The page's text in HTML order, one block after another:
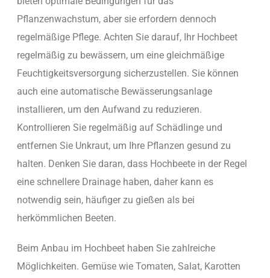
Pflanzenwachstum, aber sie erfordern dennoch
regelmäßige Pflege. Achten Sie darauf, Ihr Hochbeet
regelmäßig zu bewässern, um eine gleichmäßige
Feuchtigkeitsversorgung sicherzustellen. Sie können
auch eine automatische Bewässerungsanlage
installieren, um den Aufwand zu reduzieren.
Kontrollieren Sie regelmäßig auf Schädlinge und
entfernen Sie Unkraut, um Ihre Pflanzen gesund zu
halten. Denken Sie daran, dass Hochbeete in der Regel
eine schnellere Drainage haben, daher kann es
notwendig sein, häufiger zu gießen als bei
herkömmlichen Beeten.
Beim Anbau im Hochbeet haben Sie zahlreiche
Möglichkeiten. Gemüse wie Tomaten, Salat, Karotten